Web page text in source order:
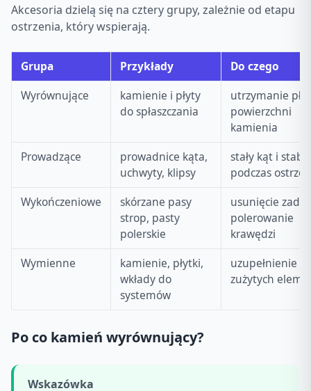
Akcesoria dzielą się na cztery grupy, zależnie od etapu
ostrzenia, który wspierają.
Grupa Przykłady
Do czego
Wyrównujące
kamienie i płyty
do spłaszczania
utrzymanie
powierzchni
kamienia
Prowadzące
prowadnice kąta,
uchwyty, klipsy
stały kąt i
podczas
Wykończeniowe
skórzane pasy
strop, pasty
polerskie
usunięcie
polerowanie
krawędzi
Wymienne
kamienie, płytki,
wkłady do
systemów
uzupełnienie
zużytych
Po co kamień wyrównujący?
Wskazówka